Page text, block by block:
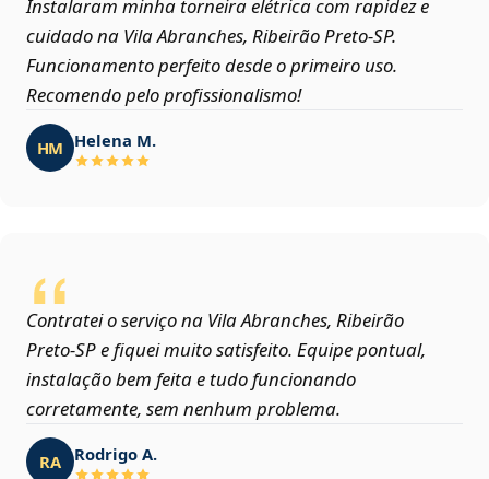
Instalaram minha torneira elétrica com rapidez e
cuidado na Vila Abranches, Ribeirão Preto‑SP.
Funcionamento perfeito desde o primeiro uso.
Recomendo pelo profissionalismo!
HM Helena M.
Contratei o serviço na Vila Abranches, Ribeirão
Preto‑SP e fiquei muito satisfeito. Equipe pontual,
instalação bem feita e tudo funcionando
corretamente, sem nenhum problema.
RA Rodrigo A.